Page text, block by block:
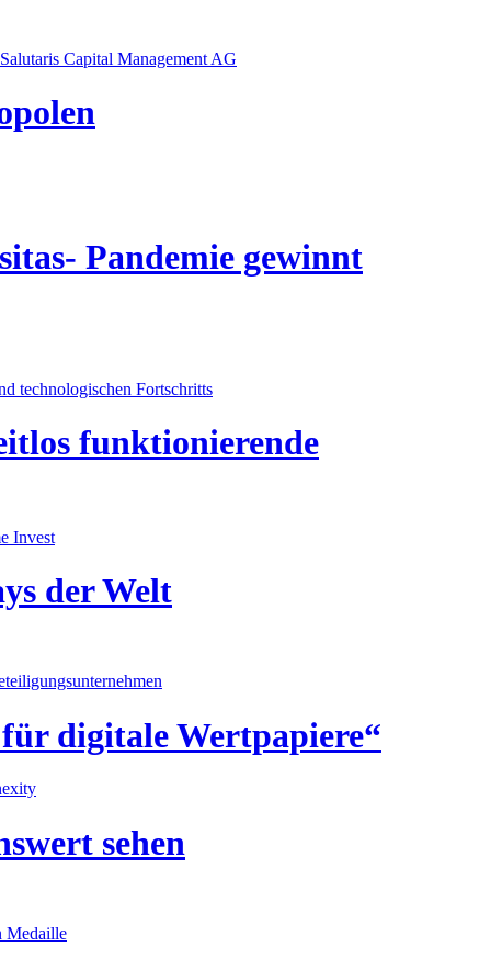
Capital Management AG
Pandemie gewinnt
technologischen Fortschritts
funktionierende
Invest
der Welt
digitale Wertpapiere“
sehen
Medaille